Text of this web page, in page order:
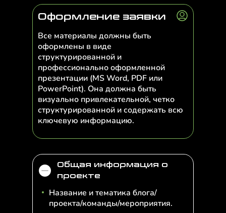
Оформление заявки
Все материалы должны быть
оформлены в виде
структурированной и
профессионально оформленной
презентации (MS Word, PDF или
PowerPoint). Она должна быть
визуально привлекательной, четко
структурированной и содержать всю
ключевую информацию.
Общая информация о
проекте
Название и тематика блога/
проекта/команды/мероприятия.